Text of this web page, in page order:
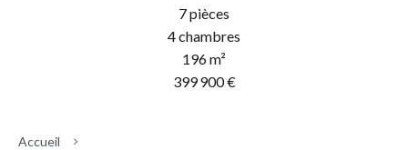
7 pièces
4 chambres
196 m²
399 900 €
Accueil